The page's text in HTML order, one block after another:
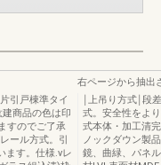
引戸棟準タイ
商品の色は印
すのでご了承
ール方式。引
ます。仕様.vレ
右ページから抽出
￨上吊り方式￨段
式。安全性をよ
式本体・加工清
ノックダウン製
鏡、曲緑、パネ